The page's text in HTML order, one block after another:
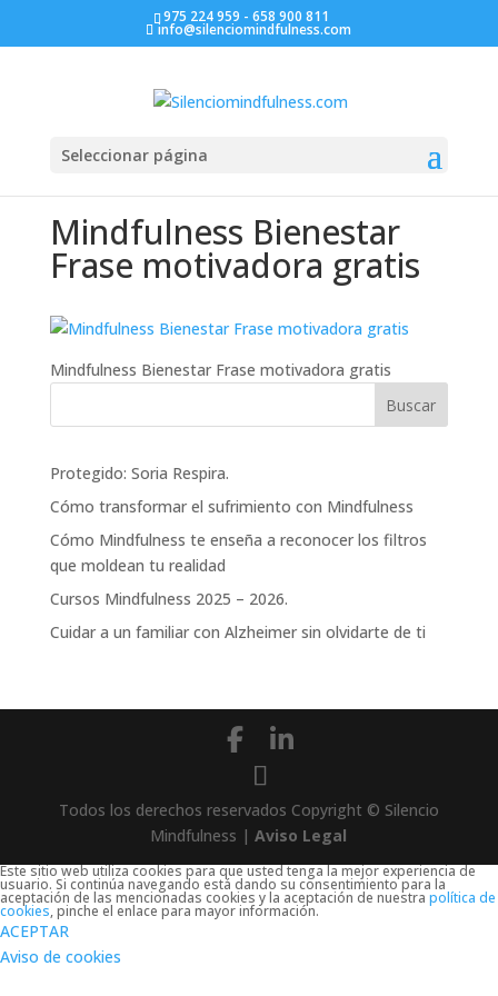
975 224 959 - 658 900 811
info@silenciomindfulness.com
Seleccionar página
Mindfulness Bienestar
Frase motivadora gratis
Mindfulness Bienestar Frase motivadora gratis
Protegido: Soria Respira.
Cómo transformar el sufrimiento con Mindfulness
Cómo Mindfulness te enseña a reconocer los filtros
que moldean tu realidad
Cursos Mindfulness 2025 – 2026.
Cuidar a un familiar con Alzheimer sin olvidarte de ti
Todos los derechos reservados Copyright © Silencio
Mindfulness |Aviso Legal
Este sitio web utiliza cookies para que usted tenga la mejor experiencia de
usuario. Si continúa navegando está dando su consentimiento para la
aceptación de las mencionadas cookies y la aceptación de nuestra política de
cookies, pinche el enlace para mayor información.
ACEPTAR
Aviso de cookies